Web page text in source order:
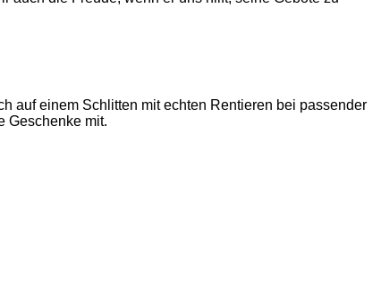
auf einem Schlitten mit echten Rentieren bei passender
Geschenke mit.